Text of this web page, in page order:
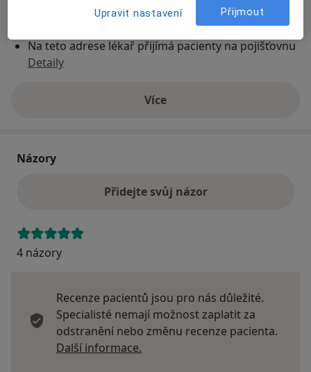
Způsoby platby (soukromé návštěvy)
Na teto adrese lékař přijímá pacienty na pojišťovnu
Detaily
Víceo adrese
Názory
Přidejte svůj názor
4 názory
Recenze pacientů jsou pro nás důležité.
Specialisté nemají možnost zaplatit za
odstranění nebo změnu recenze pacienta.
Další informace.
Upravit nastavení Přijmout